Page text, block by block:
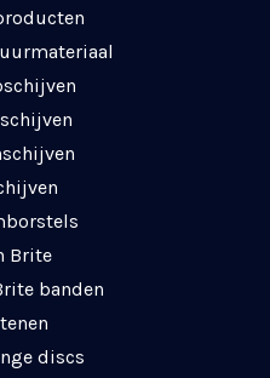
Brite
banden
discs